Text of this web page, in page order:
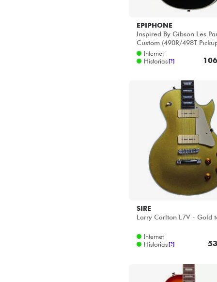
EPIPHONE
Inspired By Gibson Les
Custom (490R/498T
Ebony
Internet
Historias [?]
SIRE
Larry Carlton L7V - Gold
Internet
Historias [?]